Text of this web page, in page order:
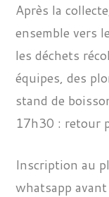
Après la
ensemble vers
les déchets
équipes, des
stand de
17h30 : retour
Inscription au
whatsapp